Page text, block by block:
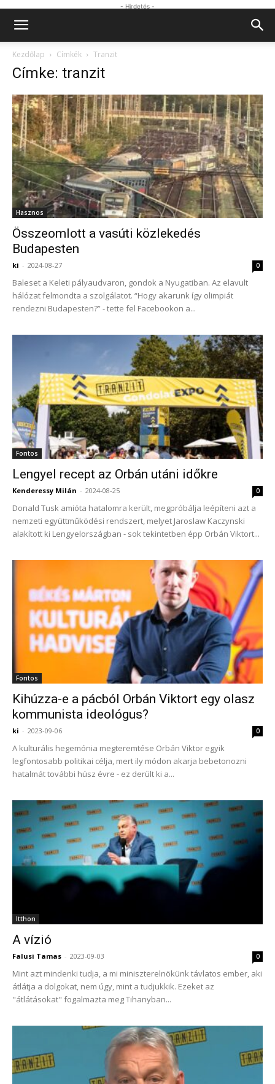
- Hirdetés -
Kezdőlap Címkék Tranzit
Címke: tranzit
Hasznos
Összeomlott a vasúti közlekedés
Budapesten
ki - 2024-08-27 0
Baleset a Keleti pályaudvaron, gondok a Nyugatiban. Az elavult
hálózat felmondta a szolgálatot. “Hogy akarunk így olimpiát
rendezni Budapesten?” - tette fel Facebookon a...
Fontos
Lengyel recept az Orbán utáni időkre
Kenderessy Milán - 2024-08-25 0
Donald Tusk amióta hatalomra került, megpróbálja leépíteni azt a
nemzeti együttműködési rendszert, melyet Jaroslaw Kaczynski
alakított ki Lengyelországban - sok tekintetben épp Orbán Viktort...
Fontos
Kihúzza-e a pácból Orbán Viktort egy olasz
kommunista ideológus?
ki - 2023-09-06 0
A kulturális hegemónia megteremtése Orbán Viktor egyik
legfontosabb politikai célja, mert ily módon akarja bebetonozni
hatalmát további húsz évre - ez derült ki a...
Itthon
A vízió
Falusi Tamas - 2023-09-03 0
Mint azt mindenki tudja, a mi miniszterelnökünk távlatos ember, aki
átlátja a dolgokat, nem úgy, mint a tudjukkik. Ezeket az
"átlátásokat" fogalmazta meg Tihanyban...